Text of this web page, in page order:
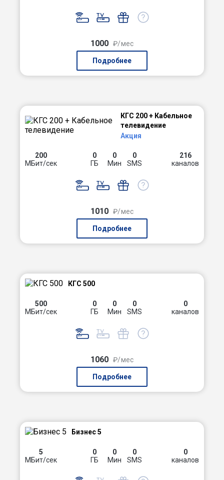
1000 ₽/мес
Подробнее
КГС 200 + Кабельное
телевидение
Акция
200
МБит/сек
0
ГБ
0
Мин
0
SMS
216
каналов
1010 ₽/мес
Подробнее
КГС 500
500
МБит/сек
0
ГБ
0
Мин
0
SMS
0
каналов
1060 ₽/мес
Подробнее
Бизнес 5
5
МБит/сек
0
ГБ
0
Мин
0
SMS
0
каналов